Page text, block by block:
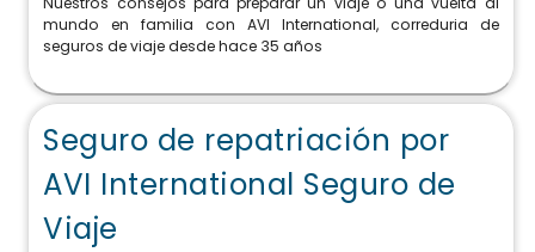
mundo en familia con AVI International, correduria de
seguros de viaje desde hace 35 años
Seguro de repatriación por
AVI International Seguro de
Viaje